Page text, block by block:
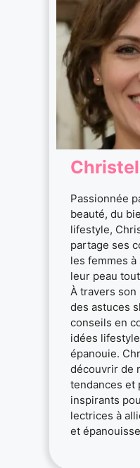
Passionnée
beauté, du
lifestyle,
partage ses
les femmes
leur peau
À travers
des astuces
conseils en
idées
épanouie.
découvrir de
tendances et
inspirants
lectrices à
et